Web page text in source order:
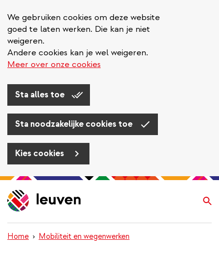
We gebruiken cookies om deze website
goed te laten werken. Die kan je niet
weigeren.
Andere cookies kan je wel weigeren.
Meer over onze cookies
Sta alles toe
Sta noodzakelijke cookies toe
Kies cookies
Overslaan
en
naar
inhoud
gaan
Home Mobiliteit en wegenwerken